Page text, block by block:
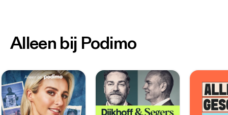
Alleen bij Podimo